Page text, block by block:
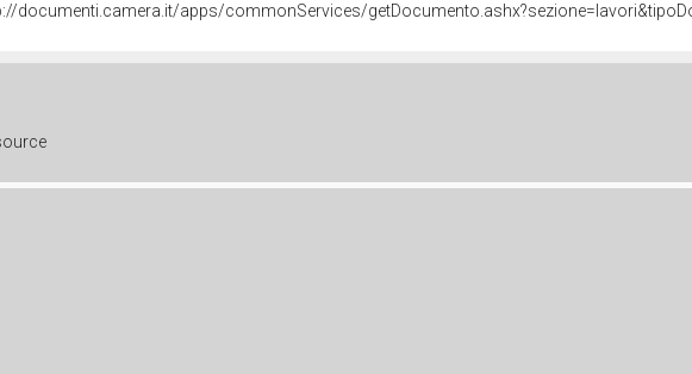
documenti.camera.it/apps/commonServices/